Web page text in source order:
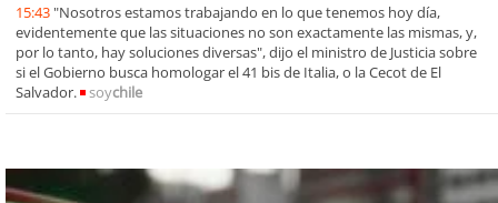
15:43 "Nosotros estamos trabajando en lo que tenemos hoy día,
evidentemente que las situaciones no son exactamente las mismas, y,
por lo tanto, hay soluciones diversas", dijo el ministro de Justicia sobre
si el Gobierno busca homologar el 41 bis de Italia, o la Cecot de El
Salvador.
soychile